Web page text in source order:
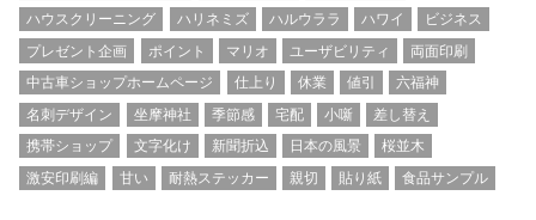
ハウスクリーニング
ハリネミズ ハルウララ ハワイ
ビジネス
プレゼント企画
ポイント マリオ ユーザビリティ
両面印刷
中古車ショップホームページ
仕上り 休業 値引
六福神
名刺デザイン
坐摩神社 季節感 宅配 小噺
差し替え
携帯ショップ
文字化け 新聞折込 日本の風景
桜並木
激安印刷編
甘い 耐熱ステッカー 親切 貼り紙 食品サンプル